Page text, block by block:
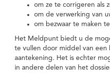
om ze te corrigeren als
om de verwerking van
om bezwaar te maken
Het Meldpunt biedt u de
te vullen door middel van
aantekening. Het is echter
in andere delen van het